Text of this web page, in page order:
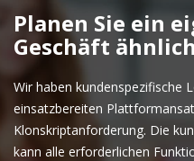
Planen Sie ein
Geschäft
Wir haben kundenspezifische
einsatzbereiten
Klonskriptanforderung. Die
kann alle erforderlichen